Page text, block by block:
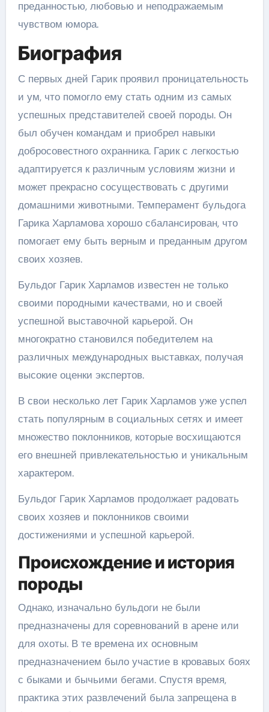
преданностью, любовью и неподражаемым
чувством юмора.
Биография
С первых дней Гарик проявил проницательность
и ум, что помогло ему стать одним из самых
успешных представителей своей породы. Он
был обучен командам и приобрел навыки
добросовестного охранника. Гарик с легкостью
адаптируется к различным условиям жизни и
может прекрасно сосуществовать с другими
домашними животными. Темперамент бульдога
Гарика Харламова хорошо сбалансирован, что
помогает ему быть верным и преданным другом
своих хозяев.
Бульдог Гарик Харламов известен не только
своими породными качествами, но и своей
успешной выставочной карьерой. Он
многократно становился победителем на
различных международных выставках, получая
высокие оценки экспертов.
В свои несколько лет Гарик Харламов уже успел
стать популярным в социальных сетях и имеет
множество поклонников, которые восхищаются
его внешней привлекательностью и уникальным
характером.
Бульдог Гарик Харламов продолжает радовать
своих хозяев и поклонников своими
достижениями и успешной карьерой.
Происхождение и история
породы
Однако, изначально бульдоги не были
предназначены для соревнований в арене или
для охоты. В те времена их основным
предназначением было участие в кровавых боях
с быками и бычьими бегами. Спустя время,
практика этих развлечений была запрещена в